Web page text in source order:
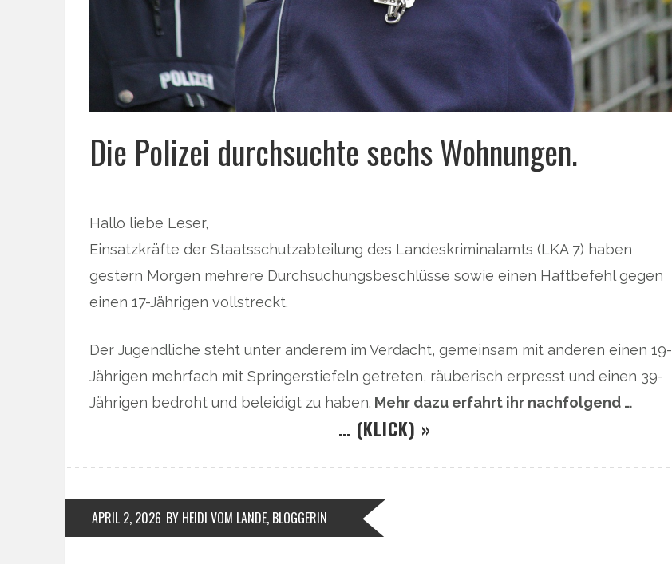
Die Polizei durchsuchte sechs Wohnungen.
Hallo liebe Leser,
Einsatzkräfte der Staatsschutzabteilung des Landeskriminalamts (LKA 7) haben
gestern Morgen mehrere Durchsuchungsbeschlüsse sowie einen Haftbefehl gegen
einen 17-Jährigen vollstreckt.
Der Jugendliche steht unter anderem im Verdacht, gemeinsam mit anderen einen 19-
Jährigen mehrfach mit Springerstiefeln getreten, räuberisch erpresst und einen 39-
Jährigen bedroht und beleidigt zu haben. Mehr dazu erfahrt ihr nachfolgend …
… (KLICK) »
APRIL 2, 2026 BY HEIDI VOM LANDE, BLOGGERIN